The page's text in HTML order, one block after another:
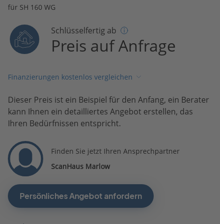
für SH 160 WG
Schlüsselfertig ab
Preis auf Anfrage
Finanzierungen kostenlos vergleichen
Dieser Preis ist ein Beispiel für den Anfang, ein Berater
kann Ihnen ein detailliertes Angebot erstellen, das
Ihren Bedürfnissen entspricht.
Finden Sie jetzt Ihren Ansprechpartner
ScanHaus Marlow
Persönliches Angebot anfordern